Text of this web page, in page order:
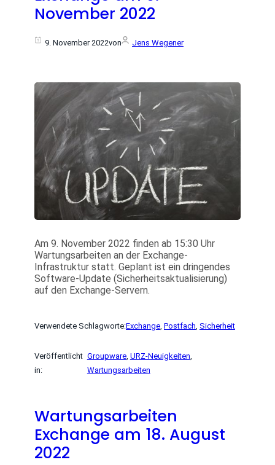
November 2022
9. November 2022von Jens Wegener
Am 9. November 2022 finden ab 15:30 Uhr
Wartungsarbeiten an der Exchange-
Infrastruktur statt. Geplant ist ein dringendes
Software-Update (Sicherheitsaktualisierung)
auf den Exchange-Servern.
Verwendete Schlagworte:Exchange, Postfach, Sicherheit
Veröffentlicht
in:
Groupware, URZ-Neuigkeiten
Wartungsarbeiten
Wartungsarbeiten
Exchange am 18. August
2022